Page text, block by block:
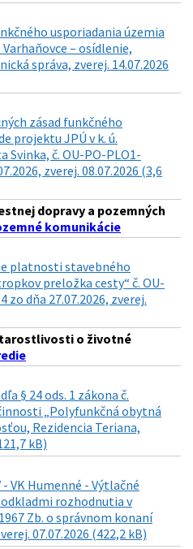
usporiadania územia
– osídlenie,
správa, zverej. 14.07.2026
zásad funkčného
projektu JPÚ v k. ú.
Svinka, č. OU-PO-PLO1-
zverej. 08.07.2026 (3,6
dopravy a pozemných
komunikácie
platnosti stavebného
preložka cesty“ č. OU-
zo dňa 27.07.2026, zverej.
o životné
§ 24 ods. 1 zákona č.
„Polyfunkčná obytná
Rezidencia Teriana,
kB)
VK Humenné - Výtlačné
rozhodnutia v
Zb. o správnom konaní
07.07.2026 (422,2 kB)